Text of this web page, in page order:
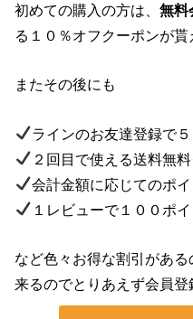
初めての購入の方は、無料
る１０％オフクーポンが貰
またその後にも
ラインのお友達登録で
２回目で使える送料無
会計金額に応じてのポイ
１レビューで１００ポ
など色々お得な割引があ
来るのでとりあえず会員登